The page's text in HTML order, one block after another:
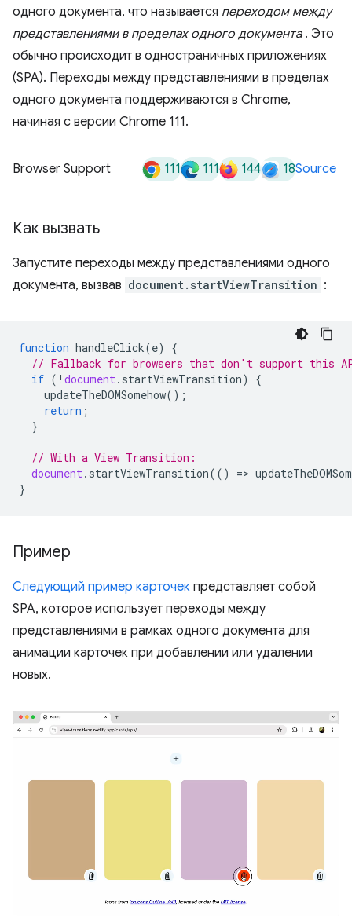
одного документа, что называется переходом между
представлениями в пределах одного документа. Это
обычно происходит в одностраничных приложениях
(SPA). Переходы между представлениями в пределах
одного документа поддерживаются в Chrome,
начиная с версии Chrome 111.
Browser Support 111 111 144 18Source
Как вызвать
Запустите переходы между представлениями одного
документа, вызвав document.startViewTransition :
function handleClick(e)
{
// Fallback for browsers that don't support this
if ( ! document. startViewTransition)
{
updateTheDOMSomehow();
return ;
}
// With a View Transition:
document. startViewTransition(() =>
}
Пример
Следующий пример карточек представляет собой
SPA, которое использует переходы между
представлениями в рамках одного документа для
анимации карточек при добавлении или удалении
новых.